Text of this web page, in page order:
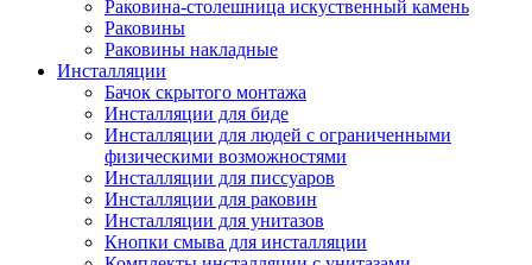
Раковина-столешница искуственный камень
Раковины
Раковины накладные
Инсталляции
Бачок скрытого монтажа
Инсталляции для биде
Инсталляции для людей с ограниченными
физическими возможностями
Инсталляции для писсуаров
Инсталляции для раковин
Инсталляции для унитазов
Кнопки смыва для инсталляции